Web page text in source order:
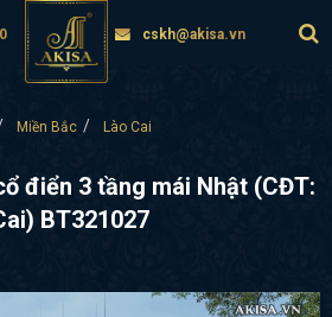
cskh@akisa.vn
Miền Bắc Lào Cai
điển 3 tầng mái Nhật (CĐT:
BT321027